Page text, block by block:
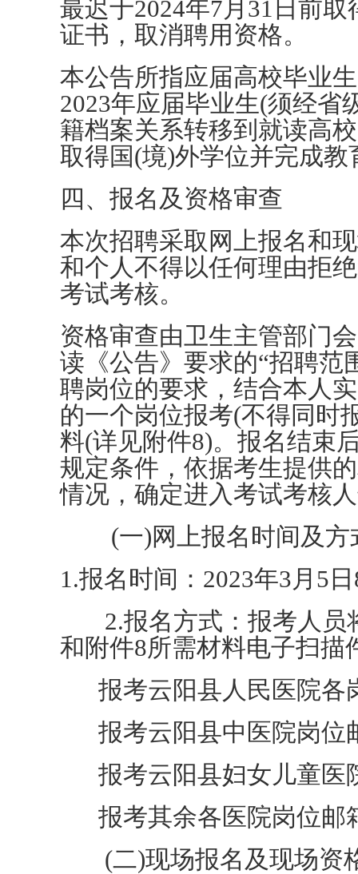
最迟于2024年7月31日前
证书，取消聘用资格。
本公告所指应届高校毕业
2023年应届毕业生(须经省
籍档案关系转移到就读高
取得国(境)外学位并完成
四、报名及资格审查
本次招聘采取网上报名和
和个人不得以任何理由拒
考试考核。
资格审查由卫生主管部门
读《公告》要求的“招聘范
聘岗位的要求，结合本人
的一个岗位报考(不得同时
料(详见附件8)。报名结束
规定条件，依据考生提供
情况，确定进入考试考核
(一)网上报名时间及方
1.报名时间：2023年3月5
2.报名方式：报考人员
和附件8所需材料电子扫描
报考云阳县人民医院各
报考云阳县中医院岗位
报考云阳县妇女儿童医
报考其余各医院岗位邮
(二)现场报名及现场资